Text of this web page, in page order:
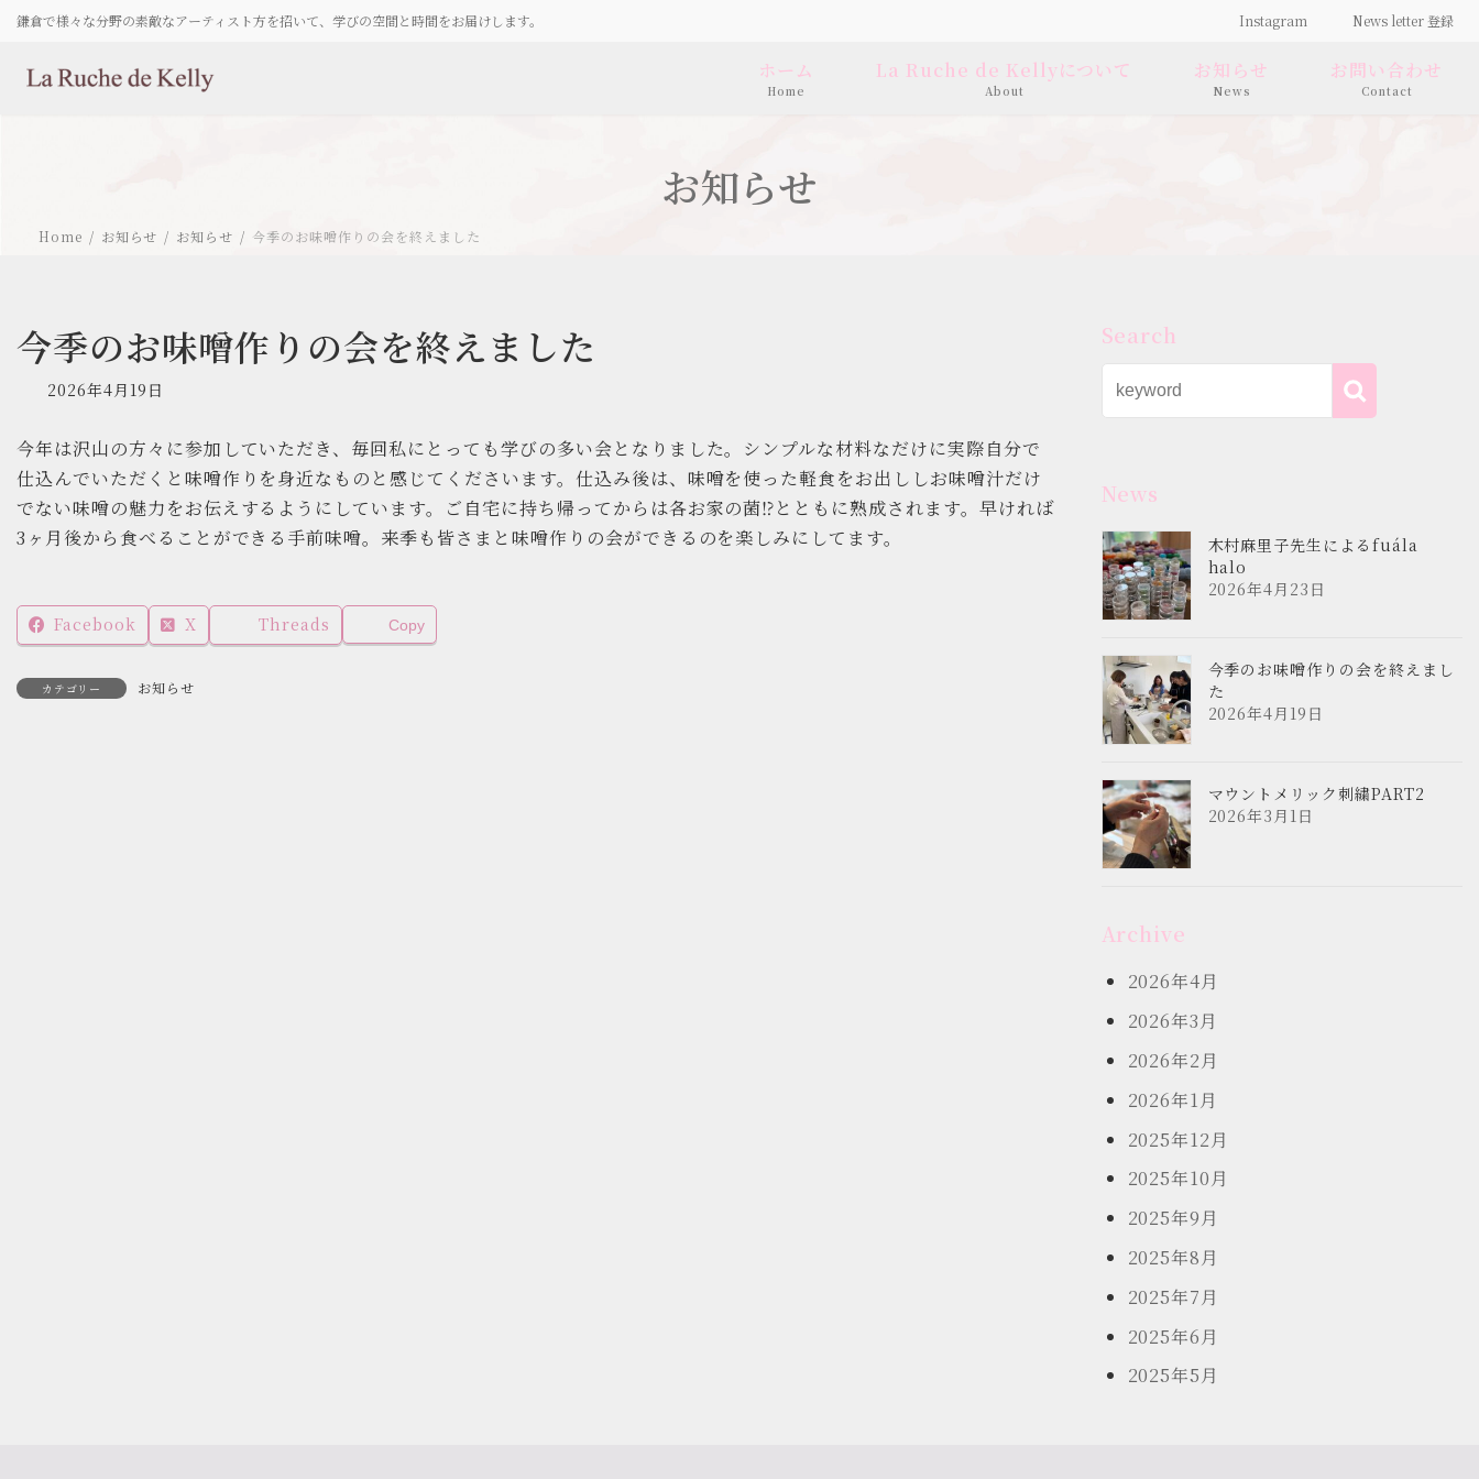
鎌倉で様々な分野の素敵なアーティスト方を招いて、学びの空間と時間をお届けします。 Instagram News letter 登録
ホーム
Home
La Ruche de Kellyについて
About
お知らせ
News
お問い合わせ
Contact
お知らせ
Home お知らせ お知らせ 今季のお味噌作りの会を終えました
今季のお味噌作りの会を終えました
2026年4月19日
今年は沢山の方々に参加していただき、毎回私にとっても学びの多い会となりました。シンプルな材料なだけに実際自分で
仕込んでいただくと味噌作りを身近なものと感じてくださいます。仕込み後は、味噌を使った軽食をお出ししお味噌汁だけ
でない味噌の魅力をお伝えするようにしています。ご自宅に持ち帰ってからは各お家の菌⁉︎とともに熟成されます。早ければ
3ヶ月後から食べることができる手前味噌。来季も皆さまと味噌作りの会ができるのを楽しみにしてます。
Facebook X Threads Copy
カテゴリー お知らせ
Search
News
木村麻里子先生によるfuála
halo
2026年4月23日
今季のお味噌作りの会を終えまし
た
2026年4月19日
マウントメリック刺繍PART2
2026年3月1日
Archive
2026年4月
2026年3月
2026年2月
2026年1月
2025年12月
2025年10月
2025年9月
2025年8月
2025年7月
2025年6月
2025年5月